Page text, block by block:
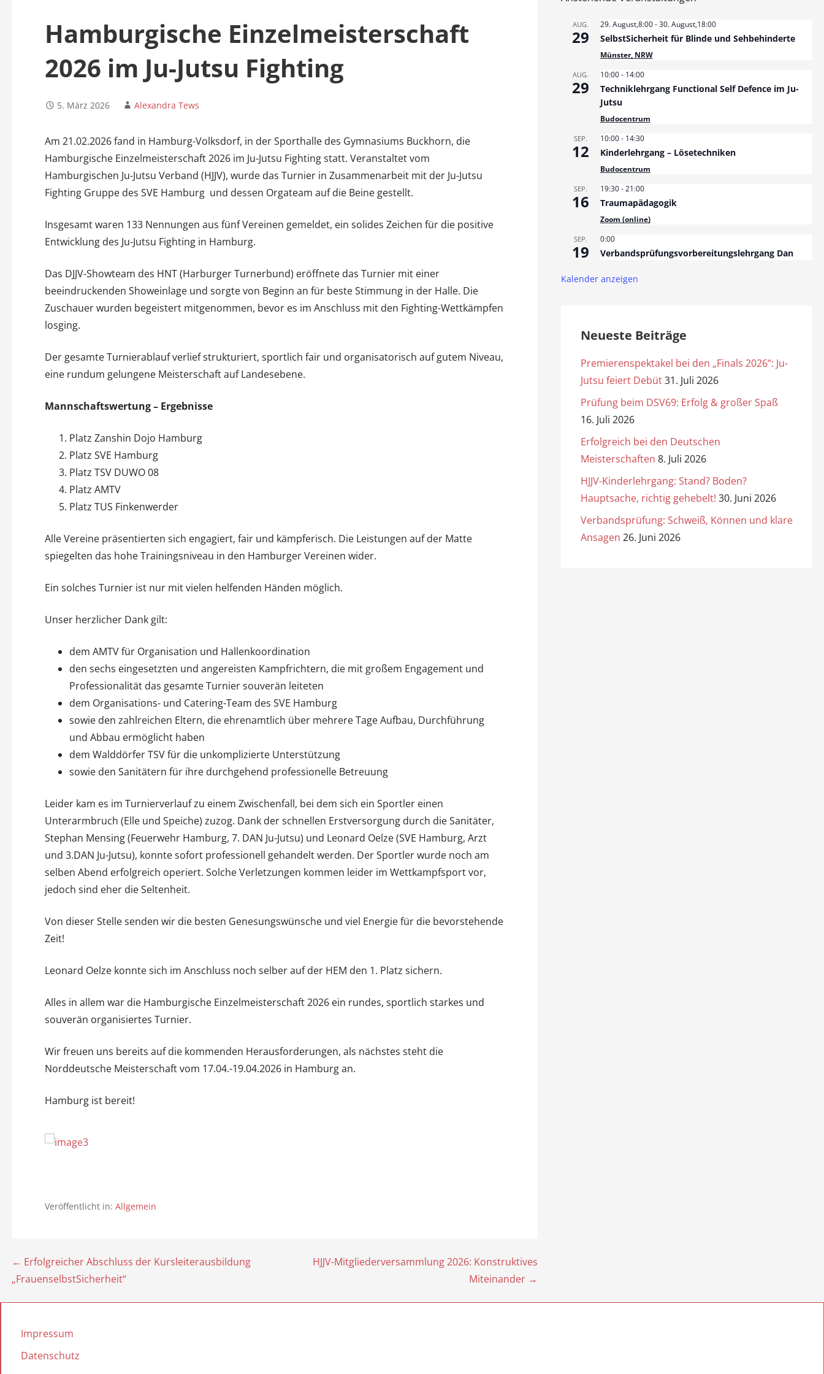
Hamburgische Einzelmeisterschaft
2026 im Ju-Jutsu Fighting
5. März 2026 Alexandra Tews
Am 21.02.2026 fand in Hamburg-Volksdorf, in der Sporthalle des Gymnasiums Buckhorn, die
Hamburgische Einzelmeisterschaft 2026 im Ju-Jutsu Fighting statt. Veranstaltet vom
Hamburgischen Ju-Jutsu Verband (HJJV), wurde das Turnier in Zusammenarbeit mit der Ju-Jutsu
Fighting Gruppe des SVE Hamburg und dessen Orgateam auf die Beine gestellt.
Insgesamt waren 133 Nennungen aus fünf Vereinen gemeldet, ein solides Zeichen für die positive
Entwicklung des Ju-Jutsu Fighting in Hamburg.
Das DJJV-Showteam des HNT (Harburger Turnerbund) eröffnete das Turnier mit einer
beeindruckenden Showeinlage und sorgte von Beginn an für beste Stimmung in der Halle. Die
Zuschauer wurden begeistert mitgenommen, bevor es im Anschluss mit den Fighting-Wettkämpfen
losging.
Der gesamte Turnierablauf verlief strukturiert, sportlich fair und organisatorisch auf gutem Niveau,
eine rundum gelungene Meisterschaft auf Landesebene.
Mannschaftswertung – Ergebnisse
Platz Zanshin Dojo Hamburg
Platz SVE Hamburg
Platz TSV DUWO 08
Platz AMTV
Platz TUS Finkenwerder
Alle Vereine präsentierten sich engagiert, fair und kämpferisch. Die Leistungen auf der Matte
spiegelten das hohe Trainingsniveau in den Hamburger Vereinen wider.
Ein solches Turnier ist nur mit vielen helfenden Händen möglich.
Unser herzlicher Dank gilt:
dem AMTV für Organisation und Hallenkoordination
den sechs eingesetzten und angereisten Kampfrichtern, die mit großem Engagement und
Professionalität das gesamte Turnier souverän leiteten
dem Organisations- und Catering-Team des SVE Hamburg
sowie den zahlreichen Eltern, die ehrenamtlich über mehrere Tage Aufbau, Durchführung
und Abbau ermöglicht haben
dem Walddörfer TSV für die unkomplizierte Unterstützung
sowie den Sanitätern für ihre durchgehend professionelle Betreuung
Leider kam es im Turnierverlauf zu einem Zwischenfall, bei dem sich ein Sportler einen
Unterarmbruch (Elle und Speiche) zuzog. Dank der schnellen Erstversorgung durch die Sanitäter,
Stephan Mensing (Feuerwehr Hamburg, 7. DAN Ju-Jutsu) und Leonard Oelze (SVE Hamburg, Arzt
und 3.DAN Ju-Jutsu), konnte sofort professionell gehandelt werden. Der Sportler wurde noch am
selben Abend erfolgreich operiert. Solche Verletzungen kommen leider im Wettkampfsport vor,
jedoch sind eher die Seltenheit.
Von dieser Stelle senden wir die besten Genesungswünsche und viel Energie für die bevorstehende
Zeit!
Leonard Oelze konnte sich im Anschluss noch selber auf der HEM den 1. Platz sichern.
Alles in allem war die Hamburgische Einzelmeisterschaft 2026 ein rundes, sportlich starkes und
souverän organisiertes Turnier.
Wir freuen uns bereits auf die kommenden Herausforderungen, als nächstes steht die
Norddeutsche Meisterschaft vom 17.04.-19.04.2026 in Hamburg an.
Hamburg ist bereit!
Veröffentlicht in: Allgemein
B
e
← Erfolgreicher Abschluss der Kursleiterausbildung
„FrauenselbstSicherheit“
HJJV-Mitgliederversammlung 2026: Konstruktives
Miteinander →
AUG.
29
29. August,8:00-30. August,18:00
SelbstSicherheit für Blinde und Sehbehinderte
Münster, NRW
AUG.
29
10:00- 14:00
Techniklehrgang Functional Self Defence im Ju-
Jutsu
Budocentrum
SEP.
12
10:00- 14:30
Kinderlehrgang – Lösetechniken
Budocentrum
SEP.
16
19:30-21:00
Traumapädagogik
Zoom (online)
SEP.
19
0:00
Verbandsprüfungsvorbereitungslehrgang Dan
Kalender anzeigen
Neueste Beiträge
Premierenspektakel bei den „Finals 2026“: Ju-
Jutsu feiert Debüt31. Juli 2026
Prüfung beim DSV69: Erfolg & großer Spaß
16. Juli 2026
Erfolgreich bei den Deutschen
Meisterschaften 8. Juli 2026
HJJV-Kinderlehrgang: Stand? Boden?
Hauptsache, richtig gehebelt! 30. Juni 2026
Verbandsprüfung: Schweiß, Können und klare
Ansagen 26. Juni 2026
Impressum
Datenschutz